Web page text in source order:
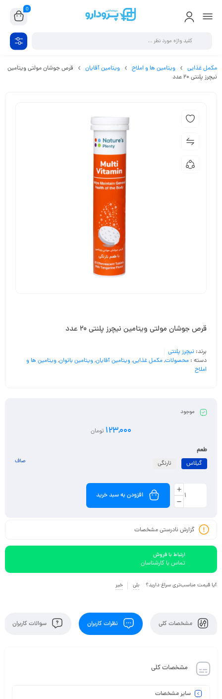
0
مکمل غذایی ویتامین ها و املاح ویتامین آقایان
قرص جوشان مولتی ویتامین
نیچرز پلنتی 20 عدد
قرص جوشان مولتی ویتامین نیچرز پلنتی 20 عدد
برند: نیچرز پلنتی
دسته : محصولات,مکمل غذایی,ویتامین آقایان,ویتامین بانوان,ویتامین ها و
املاح
موجود
123,000 تومان
طعم
گیلاس
نارنگی صاف
افزودن به سبد خرید
گزارش نادرستی مشخصات
ارتباط با فروش
تماس با کارشناسان
آیا قیمت مناسب‌تری سراغ دارید؟ بلی خیر
مشخصات کلی نظرات کاربران سوالات کاربران
مشخصات کلی
سایر مشخصات